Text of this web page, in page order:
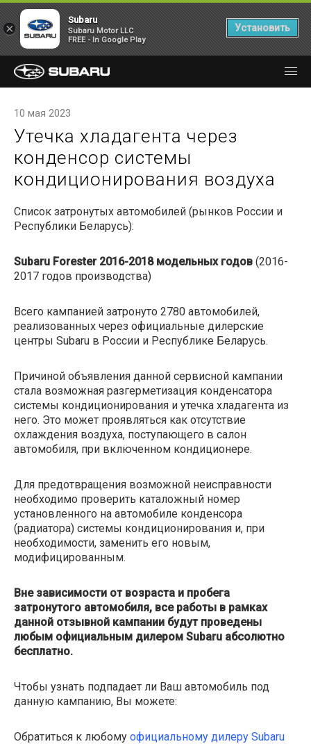
10 мая 2023
Утечка хладагента через
конденсор системы
кондиционирования воздуха
Список затронутых автомобилей (рынков России и
Республики Беларусь):
Subaru Forester 2016-2018 модельных годов (2016-
2017 годов производства)
Всего кампанией затронуто 2780 автомобилей,
реализованных через официальные дилерские
центры Subaru в России и Республике Беларусь.
Причиной объявления данной сервисной кампании
стала возможная разгерметизация конденсатора
системы кондиционирования и утечка хладагента из
него. Это может проявляться как отсутствие
охлаждения воздуха, поступающего в салон
автомобиля, при включенном кондиционере.
Для предотвращения возможной неисправности
необходимо проверить каталожный номер
установленного на автомобиле конденсора
(радиатора) системы кондиционирования и, при
необходимости, заменить его новым,
модифицированным.
Вне зависимости от возраста и пробега
затронутого автомобиля, все работы в рамках
данной отзывной кампании будут проведены
любым официальным дилером Subaru абсолютно
бесплатно.
Чтобы узнать подпадает ли Ваш автомобиль под
данную кампанию, Вы можете:
Обратиться к любому официальному дилеру Subaru
×
Subaru
Subaru Motor LLC
FREE - In Google Play
Установить